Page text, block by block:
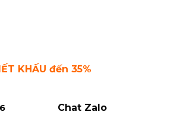
KHẤU đến 35%
Chat Zalo